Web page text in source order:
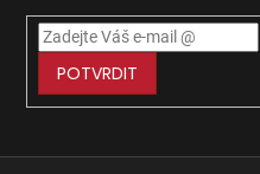
POTVRDIT